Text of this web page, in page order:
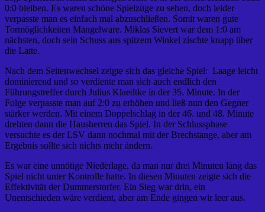
0:0 bleiben. Es waren schöne Spielzüge zu sehen, doch leider
verpasste man es einfach mal abzuschließen. Somit waren gute
Tormöglichkeiten Mangelware. Miklas Sievert war dem 1:0 am
nächsten, doch sein Schuss aus spitzem Winkel zischte knapp über
die Latte.
Nach dem Seitenwechsel zeigte sich das gleiche Spiel: Laage leicht
dominierend und so verdiente man sich auch endlich den
Führungstreffer durch Julius Klaedtke in der 35. Minute. In der
Folge verpasste man auf 2:0 zu erhöhen und ließ nun den Gegner
stärker werden. Mit einem Doppelschlag in der 46. und 48. Minute
drehten dann die Hausherren das Spiel. In der Schlussphase
versuchte es der LSV dann nochmal mit der Brechstange, aber am
Ergebnis sollte sich nichts mehr ändern.
Es war eine unnötige Niederlage, da man nur drei Minuten lang das
Spiel nicht unter Kontrolle hatte. In diesen Minuten zeigte sich die
Effektivität der Dummerstorfer. Ein Sieg war drin, ein
Unentschieden wäre verdient, aber am Ende gingen wir leer aus.